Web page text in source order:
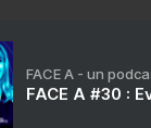
FACE A - un
FACE A #30 :